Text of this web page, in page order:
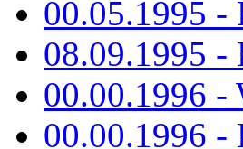
00.05.1995 -
08.09.1995 -
00.00.1996 -
00.00.1996 -